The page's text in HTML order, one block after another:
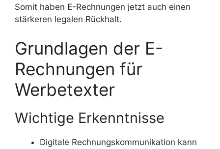
Somit haben E-Rechnungen jetzt auch einen
stärkeren legalen Rückhalt.
Grundlagen der E-
Rechnungen für
Werbetexter
Wichtige Erkenntnisse
Digitale Rechnungskommunikation kann